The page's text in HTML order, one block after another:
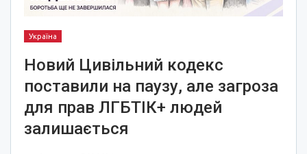
Україна
Новий Цивільний кодекс
поставили на паузу, але загроза
для прав ЛГБТІК+ людей
залишається